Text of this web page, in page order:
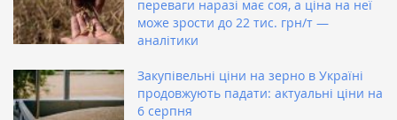
переваги наразі має соя, а ціна на неї
може зрости до 22 тис. грн/т —
аналітики
Закупівельні ціни на зерно в Україні
продовжують падати: актуальні ціни на
6 серпня